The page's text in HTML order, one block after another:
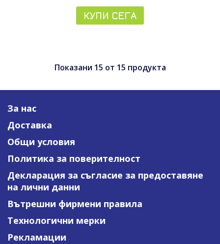
КУПИ СЕГА
Показани 15 от 15 продукта
За нас
Доставка
Общи условия
Политика за поверителност
Декларация за съгласие за предоставяне
на лични данни
Вътрешни фирмени правила
Технологични мерки
Рекламации